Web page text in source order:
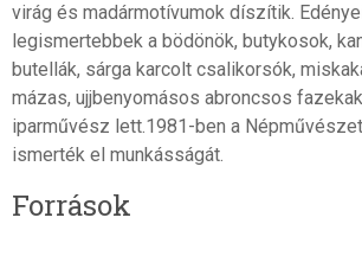
virág és madármotívumok díszítik.
legismertebbek a bödönök, butykosok,
butellák, sárga karcolt csalikorsók,
mázas, ujjbenyomásos abroncsos
iparművész lett.1981-ben a
ismerték el munkásságát.
Források